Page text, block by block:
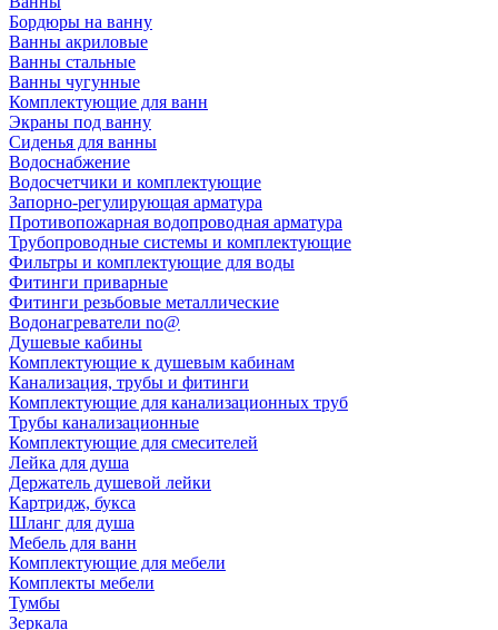
Бордюры на ванну
Ванны акриловые
Ванны стальные
Ванны чугунные
Комплектующие для ванн
Экраны под ванну
Сиденья для ванны
Водоснабжение
Водосчетчики и комплектующие
Запорно-регулирующая арматура
Противопожарная водопроводная арматура
Трубопроводные системы и комплектующие
Фильтры и комплектующие для воды
Фитинги приварные
Фитинги резьбовые металлические
Водонагреватели no@
Душевые кабины
Комплектующие к душевым кабинам
Канализация, трубы и фитинги
Комплектующие для канализационных труб
Трубы канализационные
Комплектующие для смесителей
Лейка для душа
Держатель душевой лейки
Картридж, букса
Шланг для душа
Мебель для ванн
Комплектующие для мебели
Комплекты мебели
Тумбы
Зеркала